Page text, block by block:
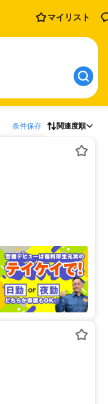
マイリスト
条件保存 関連度順